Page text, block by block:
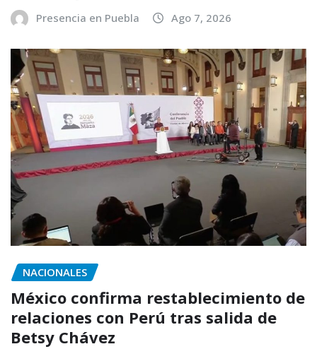
Presencia en Puebla Ago 7, 2026
NACIONALES
México confirma restablecimiento de
relaciones con Perú tras salida de
Betsy Chávez